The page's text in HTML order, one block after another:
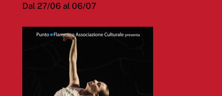
Dal 27/06 al 06/07